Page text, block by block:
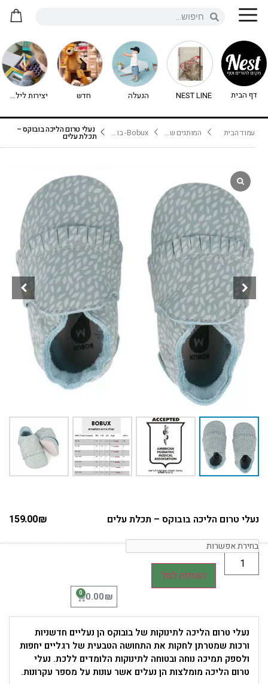
דף הבית NEST LINE הנעלה חדש יצירות לילדים - יצירה לילדים
עמוד הבית המותגים שלנו Bobux- בובוקס נעלי טרום הליכה בובוקס –
תכלת עלים
נעלי טרום הליכה בובוקס – תכלת עלים 159.00₪
הוספה לסל
0.00₪
0
נעלי טרום הליכה לתינוקות של בובוקס הן נעליים חדשניות
ורכות שמטרתן לחקות את התחושה הטבעית של רגליים יחפות
ולספק תמיכה נוחה ובטוחה לתינוקות הלומדים ללכת. נעלי
טרום הליכה מומלצות הן נעלים אשר עונות על מספר עקרונות.